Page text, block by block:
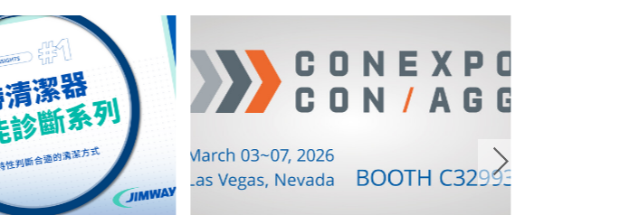
READ READ